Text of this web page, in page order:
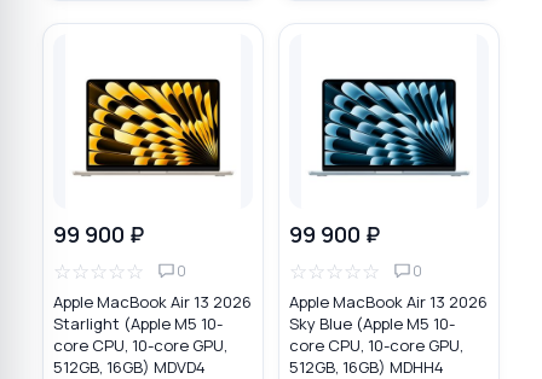
99 900 ₽
☆☆☆☆☆ 0
Apple MacBook Air 13 2026
Starlight (Apple M5 10-
core CPU, 10-core GPU,
512GB, 16GB) MDVD4
99 900 ₽
☆☆☆☆☆ 0
Apple MacBook Air 13 2026
Sky Blue (Apple M5 10-
core CPU, 10-core GPU,
512GB, 16GB) MDHH4